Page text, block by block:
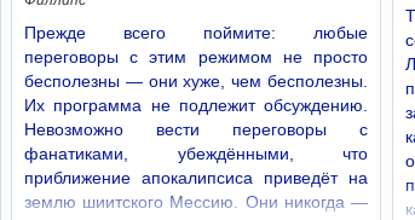
Прежде всего поймите: любые
переговоры с этим режимом не просто
бесполезны — они хуже, чем бесполезны.
Их программа не подлежит обсуждению.
Невозможно вести переговоры с
фанатиками, убеждёнными, что
приближение апокалипсиса приведёт на
землю шиитского Мессию. Они никогда —